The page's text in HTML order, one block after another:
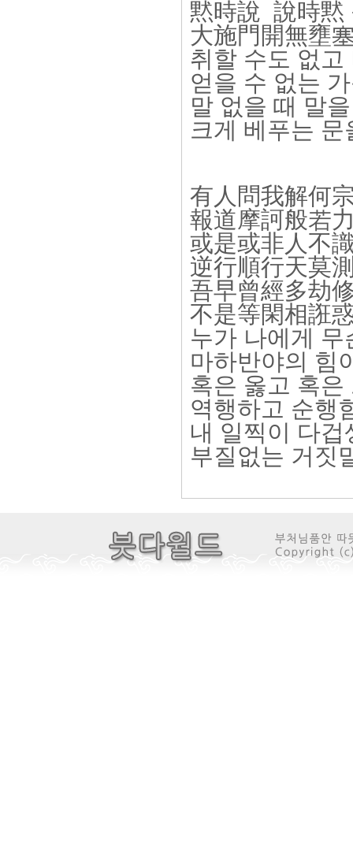
黙時說 說時黙
大施門開無壅
취할 수도 없
얻을 수 없는
말 없을 때 말
크게 베푸는
有人問我解何
報道摩訶般若
或是或非人不
逆行順行天莫
吾早曾經多劫
不是等閑相誑
누가 나에게
마하반야의 힘
혹은 옳고 혹
역행하고 순행
내 일찍이 다
부질없는 거짓